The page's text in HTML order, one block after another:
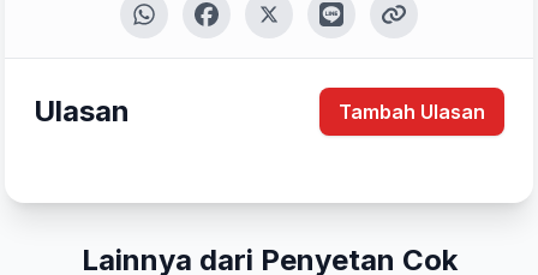
Ulasan Tambah Ulasan
Lainnya dari Penyetan Cok
Tulis Ulasan